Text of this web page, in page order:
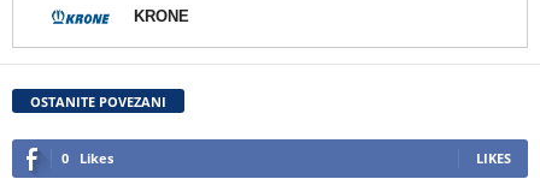
KRONE
OSTANITE POVEZANI
0 Likes LIKES